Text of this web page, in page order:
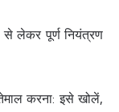
लेकर पूर्ण नियंत्रण
करना: इसे खोलें,